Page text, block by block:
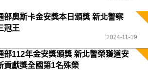
部奧斯卡金安獎本日頒獎 新北警察
冠王
2024-11-19
部112年金安獎頒獎 新北警榮獲道安
貢獻獎全國第1名殊榮